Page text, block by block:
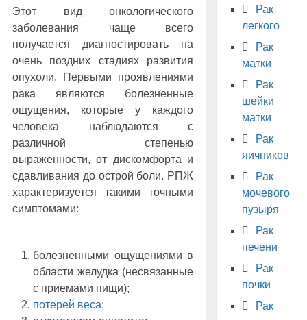
Этот вид онкологического
заболевания чаще всего
получается диагностировать на
очень поздних стадиях развития
опухоли. Первыми проявлениями
рака являются болезненные
ощущения, которые у каждого
человека наблюдаются с
различной степенью
выраженности, от дискомфорта и
сдавливания до острой боли. РПЖ
характеризуется такими точными
симптомами:
болезненными ощущениями в
области желудка (несвязанные
с приемами пищи);
потерей веса;
Рак
легкого
Рак
матки
Рак
шейки
матки
Рак
яичников
Рак
мочевого
пузыря
Рак
печени
Рак
почки
Рак